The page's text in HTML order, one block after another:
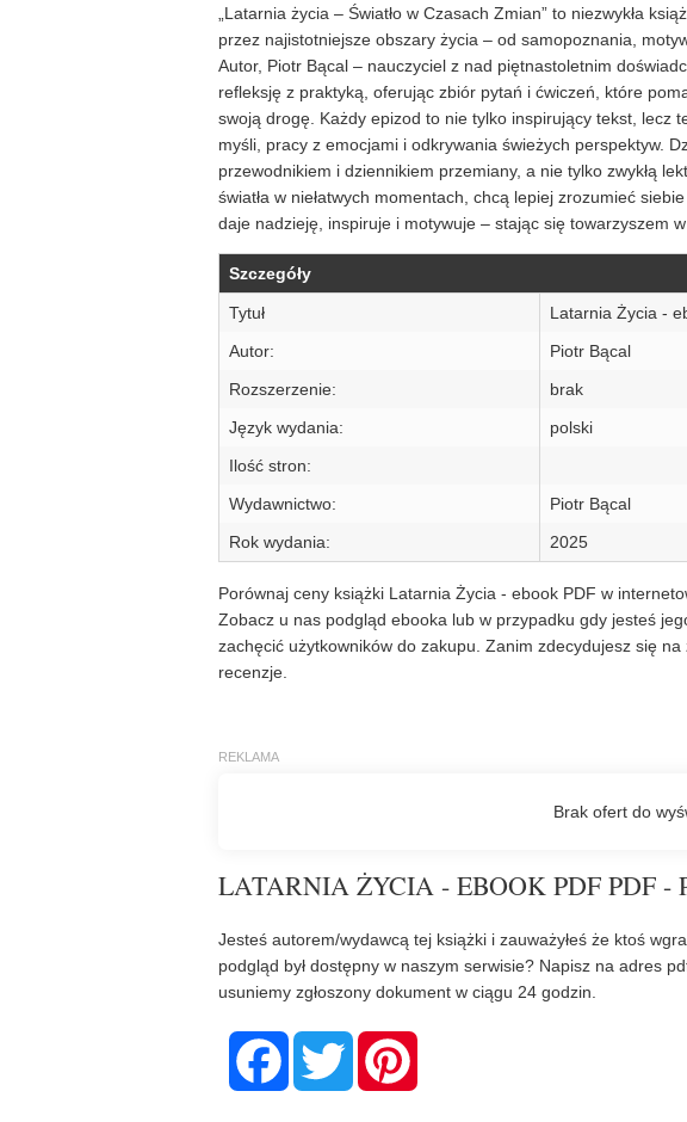
„Latarnia życia – Światło w Czasach Zmian” to niezwykła
przez najistotniejsze obszary życia – od samopoznania,
Autor, Piotr Bącal – nauczyciel z nad piętnastoletnim
refleksję z praktyką, oferując zbiór pytań i ćwiczeń, które
swoją drogę. Każdy epizod to nie tylko inspirujący tekst, lecz
myśli, pracy z emocjami i odkrywania świeżych perspektyw.
przewodnikiem i dziennikiem przemiany, a nie tylko zwykłą
światła w niełatwych momentach, chcą lepiej zrozumieć
daje nadzieję, inspiruje i motywuje – stając się towarzyszem w
Szczegóły
Tytuł
Latarnia Życia -
Autor:
Piotr Bącal
Rozszerzenie:
brak
Język wydania:
polski
Ilość stron:
Wydawnictwo:
Piotr Bącal
Rok wydania:
2025
Porównaj ceny książki Latarnia Życia - ebook PDF w
Zobacz u nas podgląd ebooka lub w przypadku gdy jesteś
zachęcić użytkowników do zakupu. Zanim zdecydujesz się
recenzje.
LATARNIA ŻYCIA - EBOOK PDF PDF -
Jesteś autorem/wydawcą tej książki i zauważyłeś że ktoś
podgląd był dostępny w naszym serwisie? Napisz na adres
usuniemy zgłoszony dokument w ciągu 24 godzin.
F
T
w